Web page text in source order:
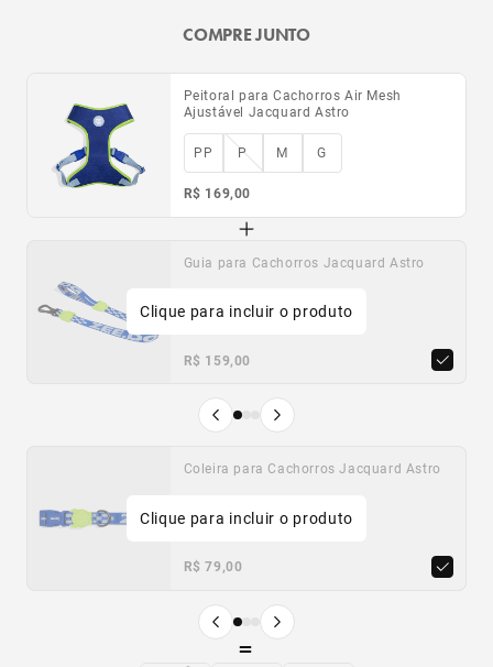
COMPRE JUNTO
Peitoral para Cachorros Air Mesh
Ajustável Jacquard Astro
PP P M G
R$ 169,00
Guia para Cachorros Jacquard Astro
PP P G
R$ 159,00
Guia com Amortecedor 2.0 para
P G
R$ 189,00
Brinquedo para Cachorros Super Banana
Único
R$ 89,00
Clique para incluir o produto
Produto anterior
Próximo produto
Coleira para Cachorros Jacquard Astro
PP P M G
R$ 79,00
Porta-Saquinhos Higiênicos Preto
Único
R$ 54,90
Refil de Saquinhos Higiênicos
Único
R$ 49,41
Clique para incluir o produto
Produto anterior
Próximo produto
=